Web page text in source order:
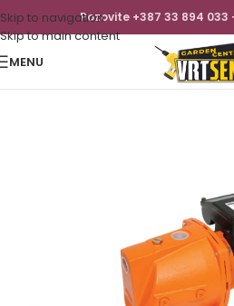
Skip to navigation
Skip to main content
Pozovite +387 33 894 033
MENU